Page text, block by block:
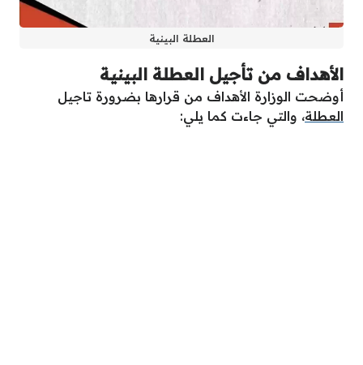
العطلة البينية
الأهداف من تأجيل العطلة البينية
أوضحت الوزارة الأهداف من قرارها بضرورة تاجيل
العطلة، والتي جاءت كما يلي: